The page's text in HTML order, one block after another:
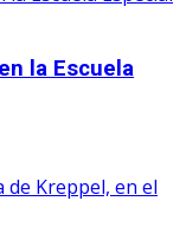
la Escuela